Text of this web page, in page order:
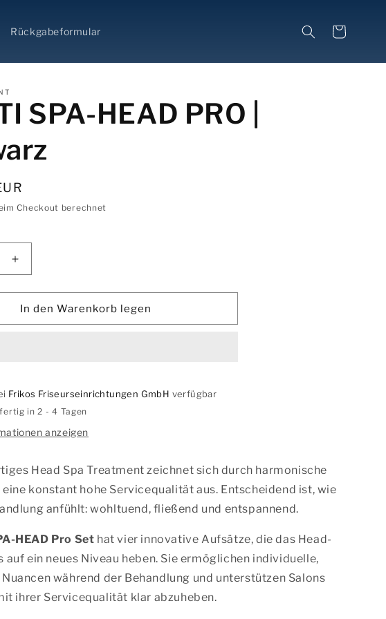
Rückgabeformular Warenkorb
SPA-HEAD PRO |
Checkout berechnet
Erhöhe
die
Menge
für
MULTI
Schwarz
In den Warenkorb legen
Frikos Friseurseinrichtungen GmbH verfügbar
in 2 - 4 Tagen
anzeigen
Head Spa Treatment zeichnet sich durch harmonische
konstant hohe Servicequalität aus. Entscheidend ist, wie
anfühlt: wohltuend, fließend und entspannend.
HEAD Pro Set hat vier innovative Aufsätze, die das Head-
auf ein neues Niveau heben. Sie ermöglichen individuelle,
während der Behandlung und unterstützen Salons
ihrer Servicequalität klar abzuheben.